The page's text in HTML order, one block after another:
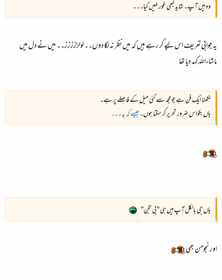
وہ ہیں آپ۔ شاید کبھی غور نہیں کیا۔۔۔
یہ جوابی تعریف اس لیے کر رہے ہیں کہ میں نظر نہ لگا دوں۔۔ لولززززز۔۔ میں نے دل میں
ماشاءاللہ کہہ دیا تھا
لکھنا ایک فن ہے جو مجھ سے کئی میل کے فاصلے پر ہے۔
ہاں بکواس ضرور تحریر کر سکتا ہوں۔جیسے کہ یہ۔۔۔
ہاں جی بالکل آپ ہیں ہی"بی حجّن"
اور نجومن بھی